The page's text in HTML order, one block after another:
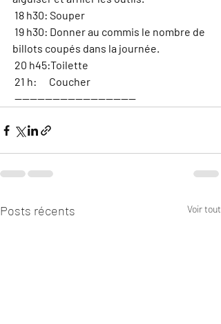
18 h30: Souper
billots coupés dans la journée.
20 h45:Toilette
21 h:      Coucher
--------------------------------
Posts récents Voir tout